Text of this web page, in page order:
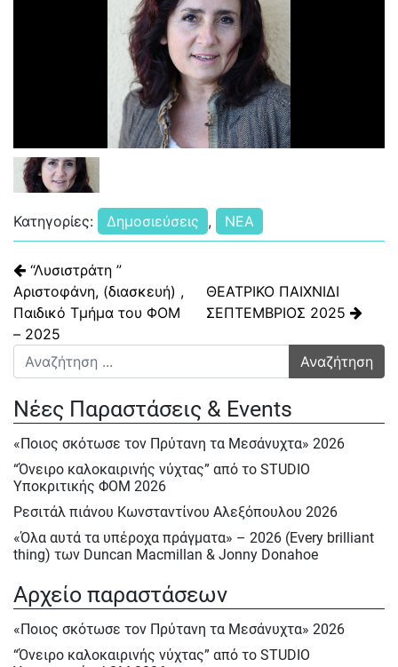
Κατηγορίες: Δημοσιεύσεις , ΝΕΑ
Πλοήγηση άρθρων
“Λυσιστράτη ”
Αριστοφάνη, (διασκευή) ,
Παιδικό Τμήμα του ΦΟΜ
– 2025
ΘΕΑΤΡΙΚΟ ΠΑΙΧΝΙΔΙ
ΣΕΠΤΕΜΒΡΙΟΣ 2025
Αναζήτηση για:
Νέες Παραστάσεις & Events
«Ποιος σκότωσε τον Πρύτανη τα Μεσάνυχτα» 2026
“Όνειρο καλοκαιρινής νύχτας” από το STUDIO
Υποκριτικής ΦΟΜ 2026
Ρεσιτάλ πιάνου Κωνσταντίνου Αλεξόπουλου 2026
«Όλα αυτά τα υπέροχα πράγματα» – 2026 (Every brilliant
thing) των Duncan Macmillan & Jonny Donahoe
Σάββατο 23/5, Κυρ.24/5 & Δευτ.25/5/2026
Ε΄ Πολιτιστική ΄Ανοιξη στον ΦΟΜ 2026
Ε΄ Πολιτιστική Άνοιξη 2026
Αρχείο παραστάσεων
«Ποιος σκότωσε τον Πρύτανη τα Μεσάνυχτα» 2026
“Όνειρο καλοκαιρινής νύχτας” από το STUDIO